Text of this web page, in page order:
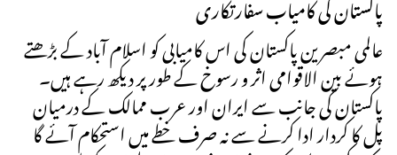
عالمی مبصرین پاکستان کی اس کامیابی کو اسلام آباد کے بڑھتے
ہوئے بین الاقوامی اثر و رسوخ کے طور پر دیکھ رہے ہیں۔
پاکستان کی جانب سے ایران اور عرب ممالک کے درمیان
پل کا کردار ادا کرنے سے نہ صرف خطے میں استحکام آئے گا